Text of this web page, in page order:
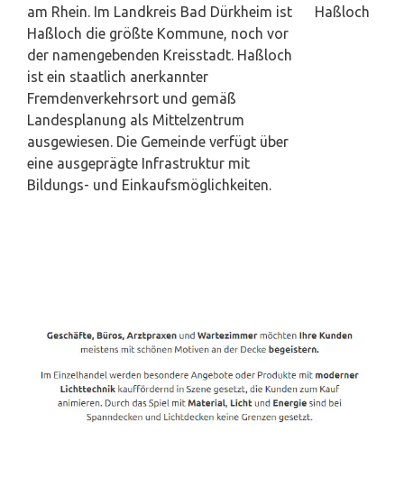
am Rhein. Im Landkreis Bad Dürkheim ist
Haßloch die größte Kommune, noch vor
der namengebenden Kreisstadt. Haßloch
ist ein staatlich anerkannter
Fremdenverkehrsort und gemäß
Landesplanung als Mittelzentrum
ausgewiesen. Die Gemeinde verfügt über
eine ausgeprägte Infrastruktur mit
Bildungs- und Einkaufsmöglichkeiten.